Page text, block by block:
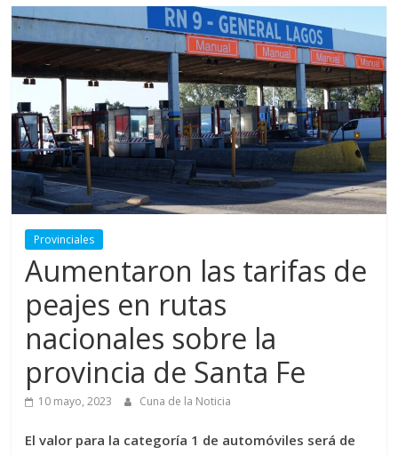
Provinciales
Aumentaron las tarifas de
peajes en rutas
nacionales sobre la
provincia de Santa Fe
10 mayo, 2023 Cuna de la Noticia
El valor para la categoría 1 de automóviles será de